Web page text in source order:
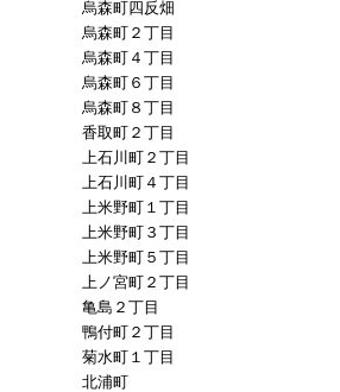
烏森町四反畑
烏森町２丁目
烏森町４丁目
烏森町６丁目
烏森町８丁目
香取町２丁目
上石川町２丁目
上石川町４丁目
上米野町１丁目
上米野町３丁目
上米野町５丁目
上ノ宮町２丁目
亀島２丁目
鴨付町２丁目
菊水町１丁目
北浦町